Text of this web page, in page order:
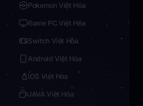
Pokemon Việt Hóa
Game PC Việt Hóa
Switch Việt Hóa
Android Việt Hóa
IOS Việt Hóa
JAVA Việt Hóa